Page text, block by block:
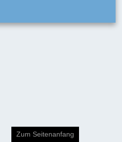
Zum Seitenanfang